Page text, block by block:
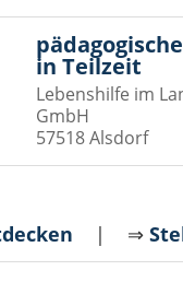
in Teilzeit
Lebenshilfe im
GmbH
57518 Alsdorf
| ⇒